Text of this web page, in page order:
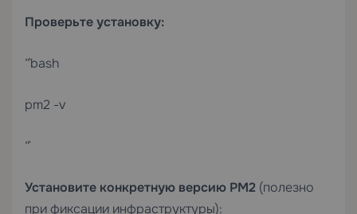
Проверьте установку:
“`bash
pm2 -v
“`
Установите конкретную версию PM2 (полезно
при фиксации инфраструктуры):